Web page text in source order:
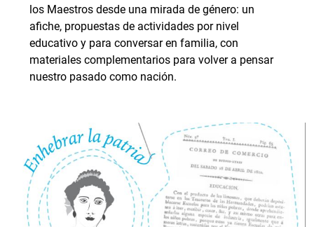
los Maestros desde una mirada de género: un
afiche, propuestas de actividades por nivel
educativo y para conversar en familia, con
materiales complementarios para volver a pensar
nuestro pasado como nación.